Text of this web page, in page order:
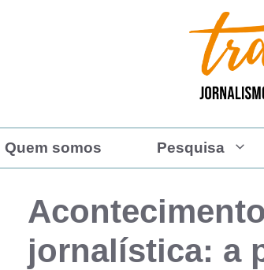
Quem somos Pesquisa
jornalística: a